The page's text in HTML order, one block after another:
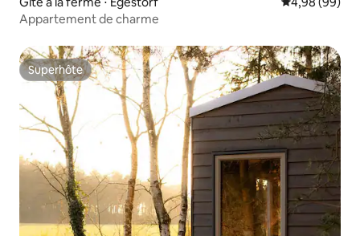
Appartement de charme
Superhôte
Superhôte